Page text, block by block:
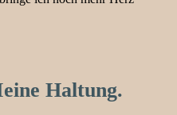
Haltung.